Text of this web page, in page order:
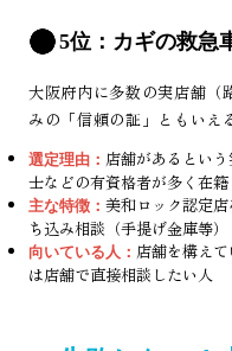
5位：カギの救急
大阪府内に多数の実店舗（
みの「信頼の証」ともいえ
選定理由： 店舗があるとい
士などの有資格者が多く在籍
主な特徴： 美和ロック認定
ち込み相談（手提げ金庫等
向いている人： 店舗を構え
は店舗で直接相談したい人